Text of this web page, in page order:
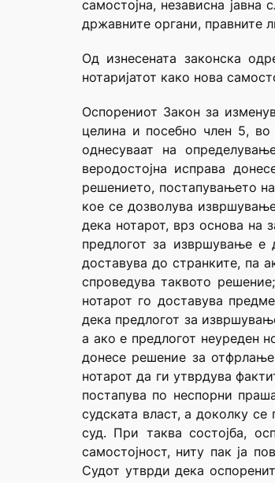
самостојна, независна
државните органи, правните
Од изнесената законска
нотаријатот како нова
Оспорениот Закон за
целина и посебно член 5,
однесуваат на
веродостојна исправа
решението, постапувањето
кое се дозволува
дека нотарот, врз основа на
предлогот за извршување е
доставува до странките, па
спроведува таквото
нотарот го доставува
дека предлогот за
а ако е предлогот неуреден
донесе решение за
нотарот да ги утврдува
постапува по неспорни
судската власт, а доколку
суд. При таква состојба,
самостојност, ниту пак ја
Судот утврди дека